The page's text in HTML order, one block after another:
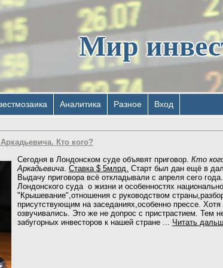
Мир
Аналитика Разное Вход
Кто кого?
Сегодня в Лондонском суде объявят приговор. Кто
Аркадьевича Ставка $ 5млрд. Старт был дан ещё в
Выдачу приговора всё откладывали с апреля сего
Лондонского суда о жизни и особенностях
"Крышевание",отношения с руководством
присутствующим на заседаниях,особенно прессе.
озвучивались. Это же не допрос с пристрастием. Тем
забугорных инвесторов к нашей стране
Читать